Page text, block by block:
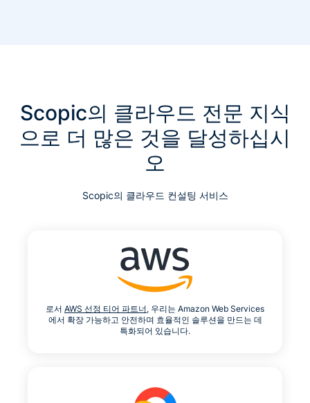
Scopic의 클라우드 전문 지식
으로 더 많은 것을 달성하십시
오
Scopic의 클라우드 컨설팅 서비스
로서 AWS 선정 티어 파트너, 우리는 Amazon Web Services
에서 확장 가능하고 안전하며 효율적인 솔루션을 만드는 데
특화되어 있습니다.